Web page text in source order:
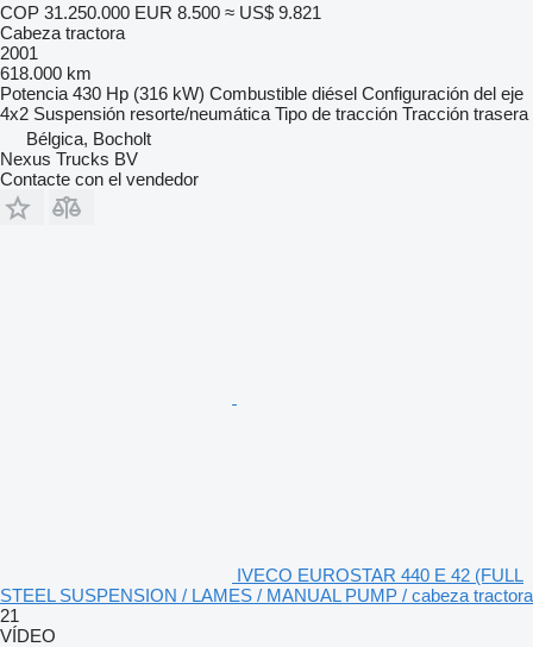
COP 31.250.000 EUR 8.500 ≈ US$ 9.821
Cabeza tractora
2001
618.000 km
Potencia 430 Hp (316 kW) Combustible diésel Configuración del eje
4x2 Suspensión resorte/neumática Tipo de tracción Tracción trasera
Bélgica, Bocholt
Nexus Trucks BV
Contacte con el vendedor
IVECO EUROSTAR 440 E 42 (FULL
STEEL SUSPENSION / LAMES / MANUAL PUMP / cabeza tractora
21
VÍDEO